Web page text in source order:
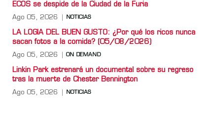
ECOS se despide de la Ciudad de la Furia
Ago 05, 2026 NOTICIAS
LA LOGIA DEL BUEN GUSTO: ¿Por qué los ricos nunca
sacan fotos a la comida? (05/08/2026)
Ago 05, 2026 ON DEMAND
Linkin Park estrenará un documental sobre su regreso
tras la muerte de Chester Bennington
Ago 05, 2026 NOTICIAS